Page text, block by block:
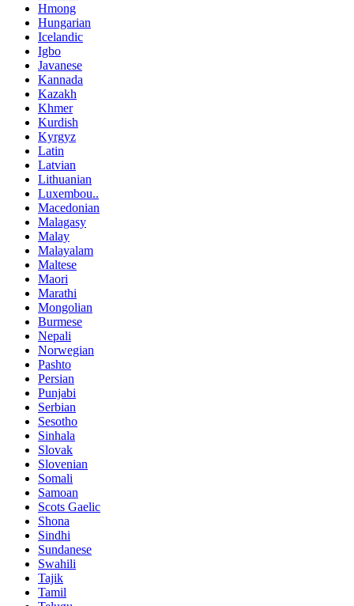
Hmong
Hungarian
Icelandic
Igbo
Javanese
Kannada
Kazakh
Khmer
Kurdish
Kyrgyz
Latin
Latvian
Lithuanian
Luxembou..
Macedonian
Malagasy
Malay
Malayalam
Maltese
Maori
Marathi
Mongolian
Burmese
Nepali
Norwegian
Pashto
Persian
Punjabi
Serbian
Sesotho
Sinhala
Slovak
Slovenian
Somali
Samoan
Scots Gaelic
Shona
Sindhi
Sundanese
Swahili
Tajik
Tamil